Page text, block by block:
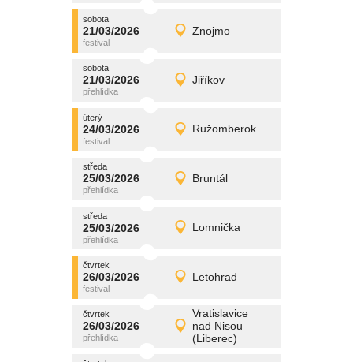
sobota
21/03/2026 Znojmo
sobota
21/03/2026 Detail
promítání
sobota
21/03/2026 Jiříkov
sobota
21/03/2026 Detail
promítání
úterý
24/03/2026 Ružomberok
úterý
24/03/2026 Detail
promítání
středa
25/03/2026 Bruntál
středa
25/03/2026 Detail
promítání
středa
25/03/2026 Lomnička
středa
25/03/2026 Detail
promítání
čtvrtek
26/03/2026 Letohrad
čtvrtek
26/03/2026 Detail
promítání
čtvrtek
26/03/2026
Vratislavice
nad Nisou
(Liberec)
čtvrtek
26/03/2026 Detail
promítání